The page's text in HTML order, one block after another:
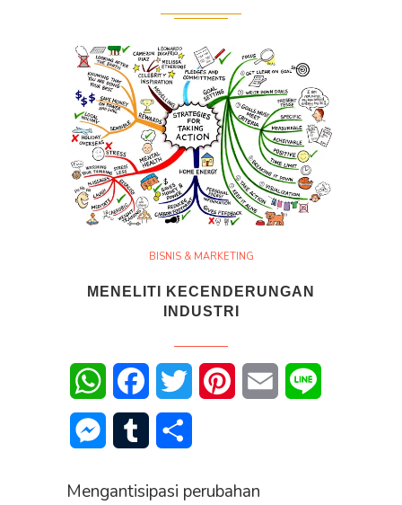
BISNIS & MARKETING
MENELITI KECENDERUNGAN
INDUSTRI
WhatsAppFacebookTwitter PinterestEmail
Messenger
Tumblr
Mengantisipasi perubahan